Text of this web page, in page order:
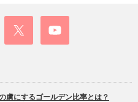
虜にするゴールデン比率とは？